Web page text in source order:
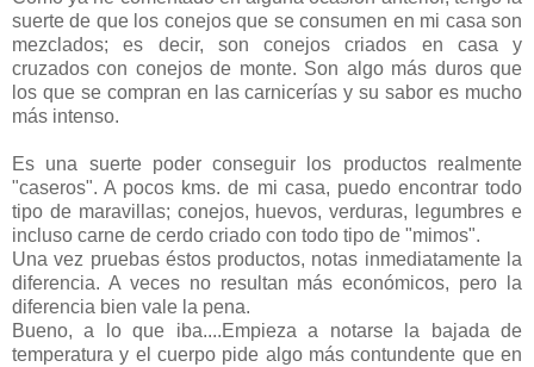
suerte de que los conejos que se consumen en mi casa son
mezclados; es decir, son conejos criados en casa y
cruzados con conejos de monte. Son algo más duros que
los que se compran en las carnicerías y su sabor es mucho
más intenso.
Es una suerte poder conseguir los productos realmente
"caseros". A pocos kms. de mi casa, puedo encontrar todo
tipo de maravillas; conejos, huevos, verduras, legumbres e
incluso carne de cerdo criado con todo tipo de "mimos".
Una vez pruebas éstos productos, notas inmediatamente la
diferencia. A veces no resultan más económicos, pero la
diferencia bien vale la pena.
Bueno, a lo que iba....Empieza a notarse la bajada de
temperatura y el cuerpo pide algo más contundente que en